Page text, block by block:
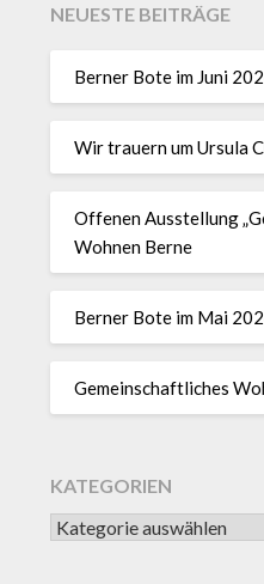
NEUESTE BEITRÄGE
Berner Bote im Juni
Wir trauern um Ursula
Offenen Ausstellung
Wohnen Berne
Berner Bote im Mai
Gemeinschaftliches
KATEGORIEN